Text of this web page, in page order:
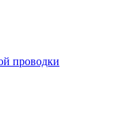
проводки